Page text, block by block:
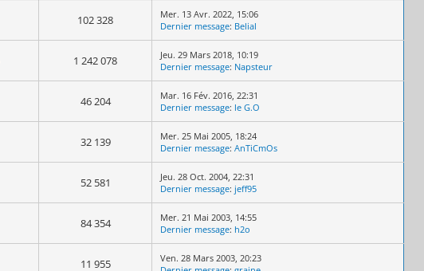
102 328
Mer. 13 Avr. 2022, 15:06
Dernier message: Belial
1 242 078
Jeu. 29 Mars 2018, 10:19
Dernier message: Napsteur
46 204
Mar. 16 Fév. 2016, 22:31
Dernier message: le G.O
32 139
Mer. 25 Mai 2005, 18:24
Dernier message: AnTiCmOs
52 581
Jeu. 28 Oct. 2004, 22:31
Dernier message: jeff95
84 354
Mer. 21 Mai 2003, 14:55
Dernier message: h2o
11 955
Ven. 28 Mars 2003, 20:23